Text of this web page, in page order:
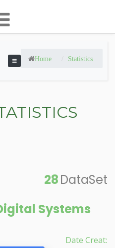
Home Statistics
28DataSet
Systems
Date Creat: